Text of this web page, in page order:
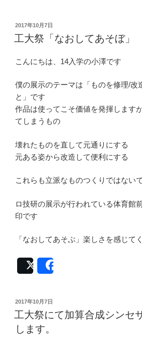
投
稿
日:
2017年10月7日
工大祭「なおしてあそぼ」
こんにちは、14入学の小澤です
僕の展示のテーマは「ものを修理/改
と」です
作品は使ってこそ価値を発揮します
てしまうもの
壊れたものを直して元通りにする
元ある姿から改造して便利にする
これらも立派なものつくりではない
ロ技研の展示が行われている体育館
印です
「なおしてあそぶ」楽しさを感じて
Post
投
稿
日:
2017年10月7日
工大祭にて加算合成シンセ
します。